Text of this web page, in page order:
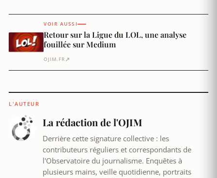
VOIR AUSSI
Retour sur la Ligue du LOL, une analyse
fouillée sur Medium
OJIM.FR ↗
L'AUTEUR
La rédaction de l'OJIM
Derrière cette signature collective : les
contributeurs réguliers et correspondants de
l'Observatoire du journalisme. Enquêtes à
plusieurs mains, veille quotidienne, portraits